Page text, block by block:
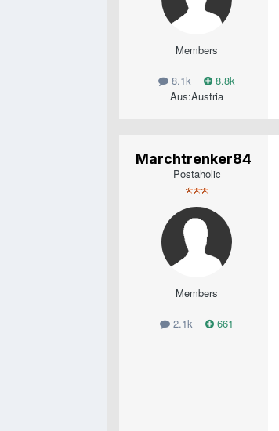
Members
8.1k
8.8k
Aus:Austria
Marchtrenker84
Postaholic
Members
2.1k 661